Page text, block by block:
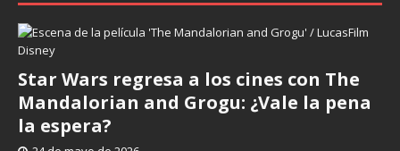
Star Wars regresa a los cines con The
Mandalorian and Grogu: ¿Vale la pena
la espera?